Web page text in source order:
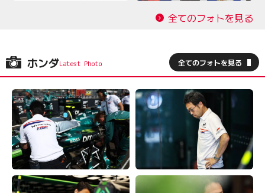
全てのフォトを見る
ホンダ 全てのフォトを見る